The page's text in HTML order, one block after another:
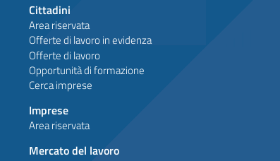
Cittadini
Area riservata
Offerte di lavoro in evidenza
Offerte di lavoro
Opportunità di formazione
Cerca imprese
Imprese
Area riservata
Mercato del lavoro